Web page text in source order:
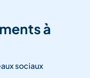
à
sociaux